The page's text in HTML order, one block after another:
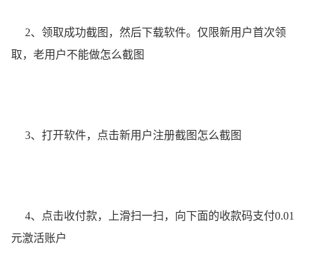
2、领取成功截图，然后下载软件。仅限新用户首次领
取，老用户不能做怎么截图
3、打开软件，点击新用户注册截图怎么截图
4、点击收付款，上滑扫一扫，向下面的收款码支付0.01
元激活账户